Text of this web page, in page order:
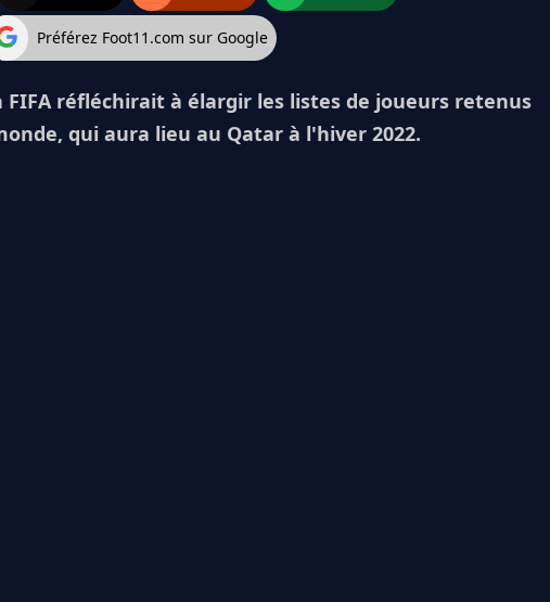
Préférez Foot11.com sur Google
FIFA réfléchirait à élargir les listes de joueurs retenus
qui aura lieu au Qatar à l'hiver 2022.